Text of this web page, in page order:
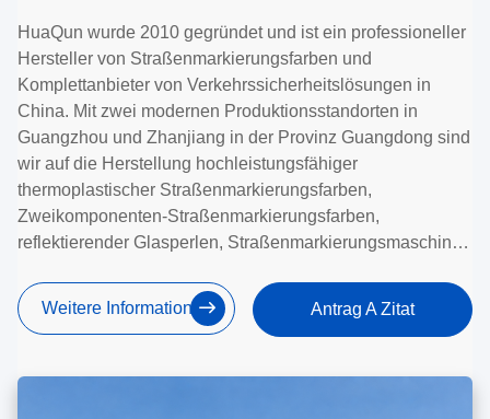
HuaQun wurde 2010 gegründet und ist ein professioneller
Hersteller von Straßenmarkierungsfarben und
Komplettanbieter von Verkehrssicherheitslösungen in
China. Mit zwei modernen Produktionsstandorten in
Guangzhou und Zhanjiang in der Provinz Guangdong sind
wir auf die Herstellung hochleistungsfähiger
thermoplastischer Straßenmarkierungsfarben,
Zweikomponenten-Straßenmarkierungsfarben,
reflektierender Glasperlen, Straßenmarkierungsmaschinen
Weitere Informationen Antrag A Zitat